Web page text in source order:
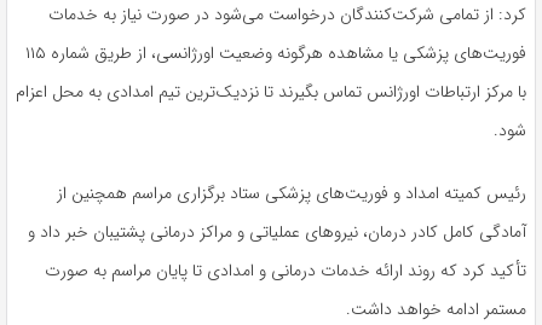
کرد: از تمامی شرکت‌کنندگان درخواست می‌شود در صورت نیاز به خدمات
فوریت‌های پزشکی یا مشاهده هرگونه وضعیت اورژانسی، از طریق شماره ۱۱۵
با مرکز ارتباطات اورژانس تماس بگیرند تا نزدیک‌ترین تیم امدادی به محل اعزام
شود.
رئیس کمیته امداد و فوریت‌های پزشکی ستاد برگزاری مراسم همچنین از
آمادگی کامل کادر درمان، نیروهای عملیاتی و مراکز درمانی پشتیبان خبر داد و
تأکید کرد که روند ارائه خدمات درمانی و امدادی تا پایان مراسم به صورت
مستمر ادامه خواهد داشت.